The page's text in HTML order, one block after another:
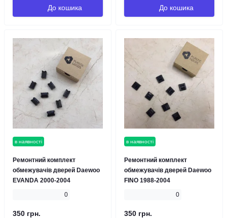
До кошика До кошика
в наявності
Ремонтний комплект
обмежувачів дверей Daewoo
EVANDA 2000-2004
0
350 грн.
в наявності
Ремонтний комплект
обмежувачів дверей Daewoo
FINO 1988-2004
0
350 грн.